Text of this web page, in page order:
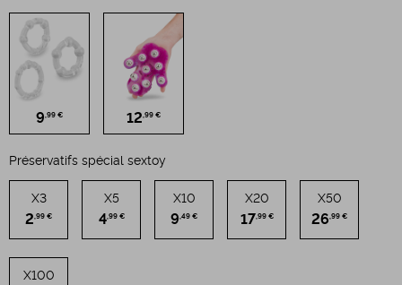
9,99 € 12,99 €
Préservatifs spécial sextoy
X3
2 ,99 €
X5
4 ,99 €
X10
9 ,49 €
X20
17,99 €
X50
26 ,99 €
X100